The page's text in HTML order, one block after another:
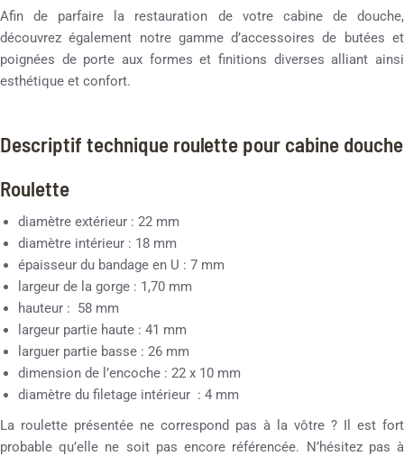
Afin de parfaire la restauration de votre cabine de douche,
découvrez également notre gamme d’accessoires de butées et
poignées de porte aux formes et finitions diverses alliant ainsi
esthétique et confort.
Descriptif technique roulette pour cabine douche
Roulette
diamètre extérieur : 22 mm
diamètre intérieur : 18 mm
épaisseur du bandage en U : 7 mm
largeur de la gorge : 1,70 mm
hauteur : 58 mm
largeur partie haute : 41 mm
larguer partie basse : 26 mm
dimension de l’encoche : 22 x 10 mm
diamètre du filetage intérieur : 4 mm
La roulette présentée ne correspond pas à la vôtre ? Il est fort
probable qu’elle ne soit pas encore référencée. N’hésitez pas à